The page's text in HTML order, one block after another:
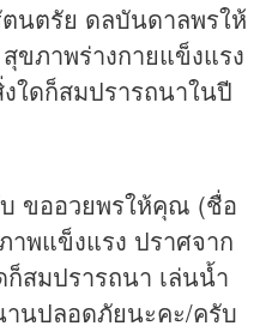
นตรัย ดลบันดาลพรให้
ภาพร่างกายแข็งแรง
ใดก็สมปรารถนาในปี
ขออวยพรให้คุณ (ชื่อ
พแข็งแรง ปราศจาก
สมปรารถนา เล่นน้ำ
านปลอดภัยนะคะ/ครับ